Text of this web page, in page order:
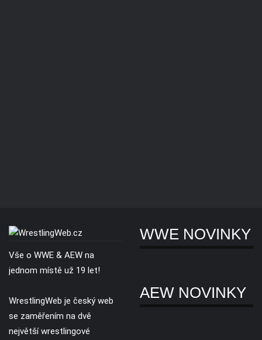
Vše o WWE & AEW na
jednom místě už 19 let!
WrestlingWeb je český web
se zaměřením na dvě
největší wrestlingové
WWE NOVINKY
AEW NOVINKY